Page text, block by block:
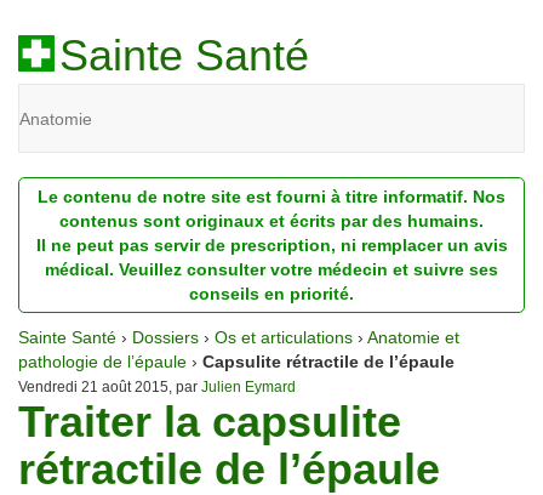
Sainte Santé
Anatomie
Diagnostic
Dossiers
Homéopathie
Nutrition
Pathologie
Psychologie
Le contenu de notre site est fourni à titre informatif. Nos
contenus sont originaux et écrits par des humains.
Il ne peut pas servir de prescription, ni remplacer un avis
médical. Veuillez consulter votre médecin et suivre ses
conseils en priorité.
Sainte Santé › Dossiers › Os et articulations › Anatomie et
pathologie de l’épaule › Capsulite rétractile de l’épaule
Vendredi 21 août 2015, par Julien Eymard
Traiter la capsulite
rétractile de l’épaule